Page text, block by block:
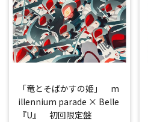
「竜とそばかすの姫」 m
illennium parade × Belle
『U』 初回限定盤